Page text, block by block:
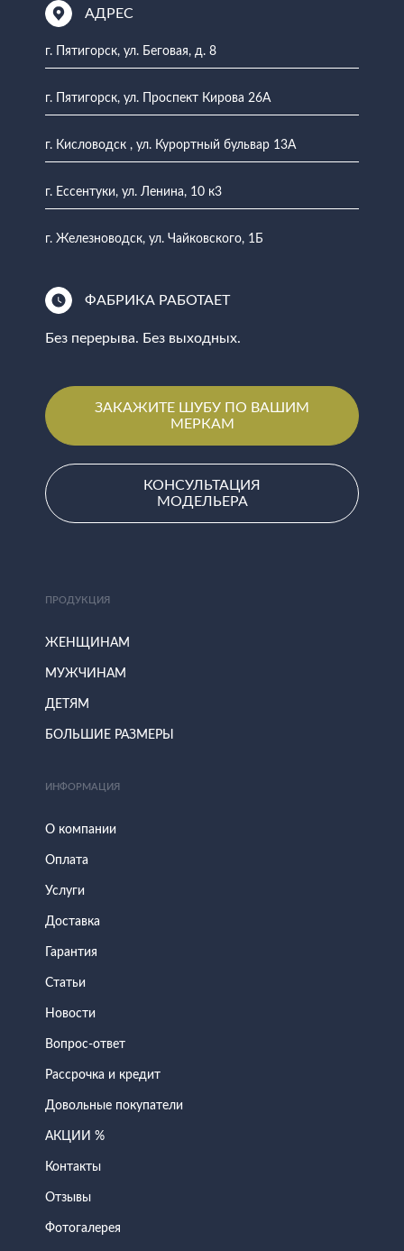
АДРЕС
г. Пятигорск, ул. Беговая, д. 8
г. Пятигорск, ул. Проспект Кирова 26А
г. Кисловодск , ул. Курортный бульвар 13А
г. Ессентуки, ул. Ленина, 10 к3
г. Железноводск, ул. Чайковского, 1Б
ФАБРИКА РАБОТАЕТ
Без перерыва. Без выходных.
ЗАКАЖИТЕ ШУБУ ПО ВАШИМ
МЕРКАМ
КОНСУЛЬТАЦИЯ
МОДЕЛЬЕРА
ПРОДУКЦИЯ
ЖЕНЩИНАМ
МУЖЧИНАМ
ДЕТЯМ
БОЛЬШИЕ РАЗМЕРЫ
ИНФОРМАЦИЯ
О компании
Оплата
Услуги
Доставка
Гарантия
Статьи
Новости
Вопрос-ответ
Рассрочка и кредит
Довольные покупатели
АКЦИИ %
Контакты
Отзывы
Фотогалерея